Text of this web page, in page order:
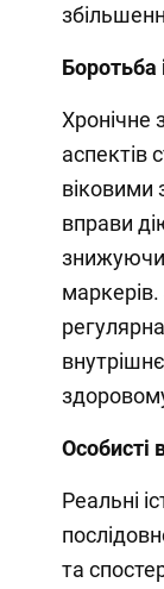
Боротьба
Хронічне
аспектів
віковими
вправи
знижуючи
Особисті
Реальні
та